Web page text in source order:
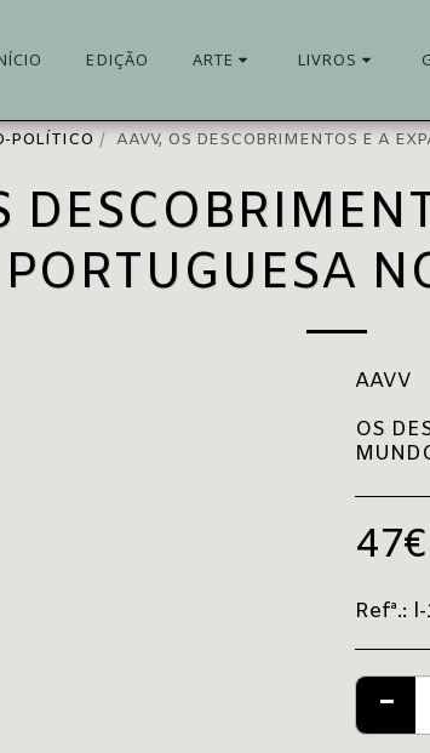
EDIÇÃO ARTE LIVROS
POLÍTICO AAVV, OS DESCOBRIMENTOS E A
PORTUGUESA
AAVV
OS
47€
Refª.: